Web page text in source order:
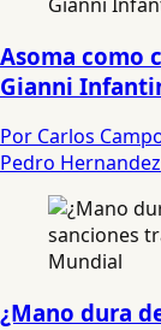
Asoma como
Gianni
Por Carlos
Pedro Hernandez
¿Mano dura